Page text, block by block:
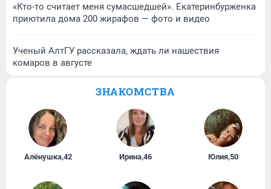
«Кто-то считает меня сумасшедшей». Екатеринбурженка
приютила дома 200 жирафов — фото и видео
Ученый АлтГУ рассказала, ждать ли нашествия
комаров в августе
ЗНАКОМСТВА
Алёнушка,42 Ирина,46 Юлия,50